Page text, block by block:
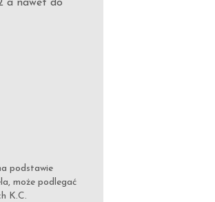
a nawet do
podstawie
może podlegać
K.C.